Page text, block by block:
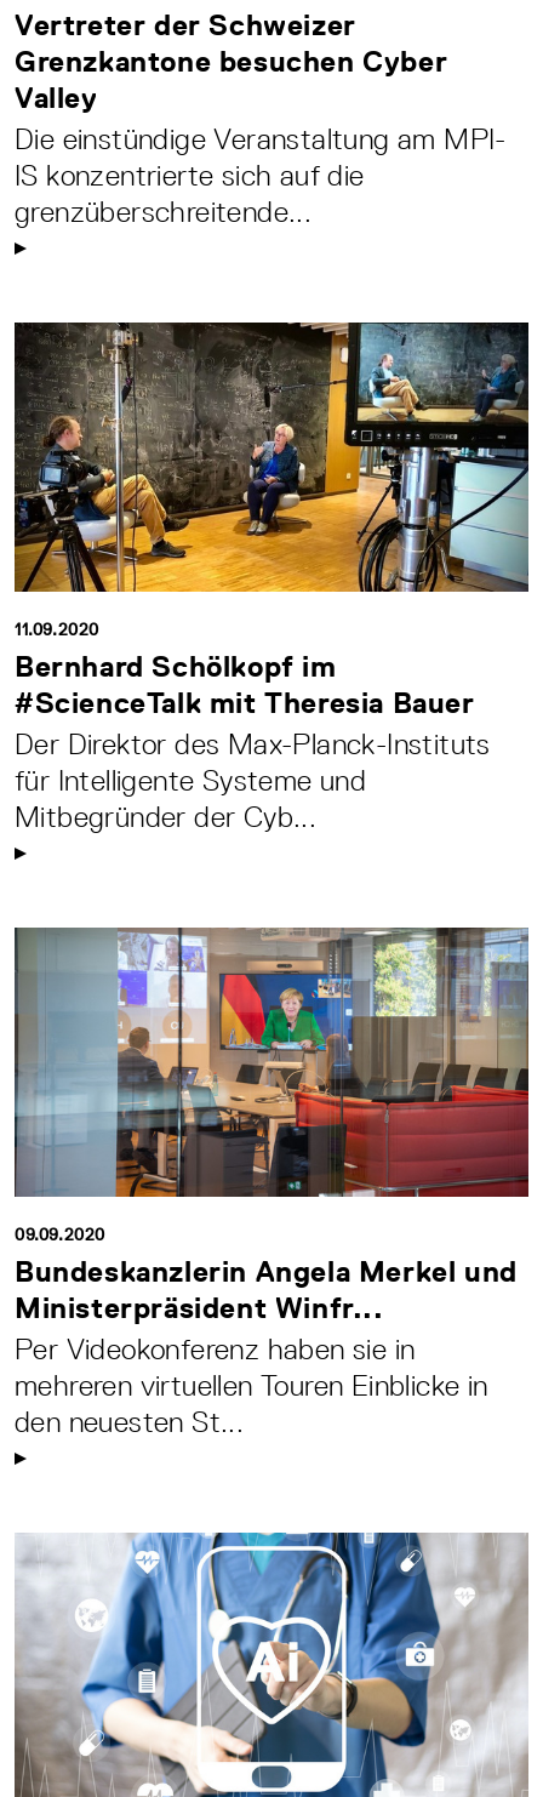
Vertreter der Schweizer
Grenzkantone besuchen Cyber
Valley
Die einstündige Veranstaltung am MPI-
IS konzentrierte sich auf die
grenzüberschreitende...
11.09.2020
Bernhard Schölkopf im
#ScienceTalk mit Theresia Bauer
Der Direktor des Max-Planck-Instituts
für Intelligente Systeme und
Mitbegründer der Cyb...
09.09.2020
Bundeskanzlerin Angela Merkel und
Ministerpräsident Winfr...
Per Videokonferenz haben sie in
mehreren virtuellen Touren Einblicke in
den neuesten St...